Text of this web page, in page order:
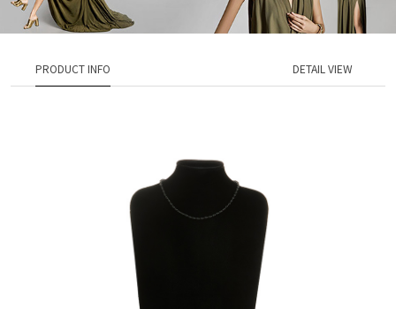
PRODUCT INFO DETAIL VIEW